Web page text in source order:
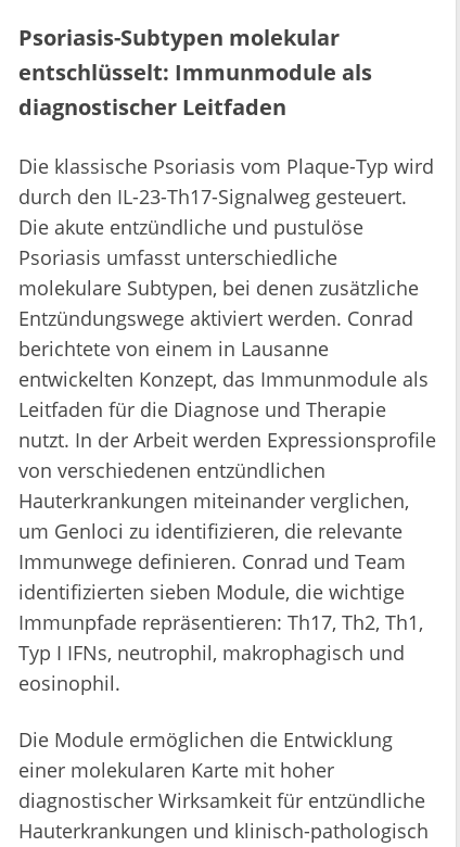
Psoriasis-Subtypen molekular
entschlüsselt: Immunmodule als
diagnostischer Leitfaden
Die klassische Psoriasis vom Plaque-Typ wird
durch den IL-23-Th17-Signalweg gesteuert.
Die akute entzündliche und pustulöse
Psoriasis umfasst unterschiedliche
molekulare Subtypen, bei denen zusätzliche
Entzündungswege aktiviert werden. Conrad
berichtete von einem in Lausanne
entwickelten Konzept, das Immunmodule als
Leitfaden für die Diagnose und Therapie
nutzt. In der Arbeit werden Expressionsprofile
von verschiedenen entzündlichen
Hauterkrankungen miteinander verglichen,
um Genloci zu identifizieren, die relevante
Immunwege definieren. Conrad und Team
identifizierten sieben Module, die wichtige
Immunpfade repräsentieren: Th17, Th2, Th1,
Typ I IFNs, neutrophil, makrophagisch und
eosinophil.
Die Module ermöglichen die Entwicklung
einer molekularen Karte mit hoher
diagnostischer Wirksamkeit für entzündliche
Hauterkrankungen und klinisch-pathologisch